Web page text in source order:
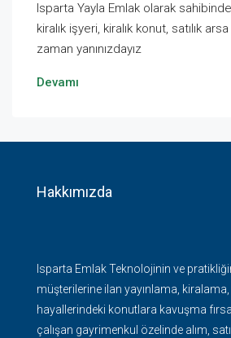
Isparta Yayla Emlak olarak
kiralık işyeri, kiralık konut, satılık
zaman yanınızdayız
Devamı
Hakkımızda
Isparta Emlak Teknolojinin ve
müşterilerine ilan yayınlama,
hayallerindeki konutlara kavuşma
çalışan gayrimenkul özelinde alım,